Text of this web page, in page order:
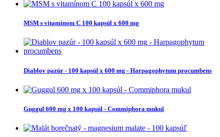
MSM s vitamínom C 100 kapsúl x 600 mg
Diablov pazúr - 100 kapsúl x 600 mg - Harpagophytum procumbens
Guggul 600 mg x 100 kapsúl - Commiphora mukul